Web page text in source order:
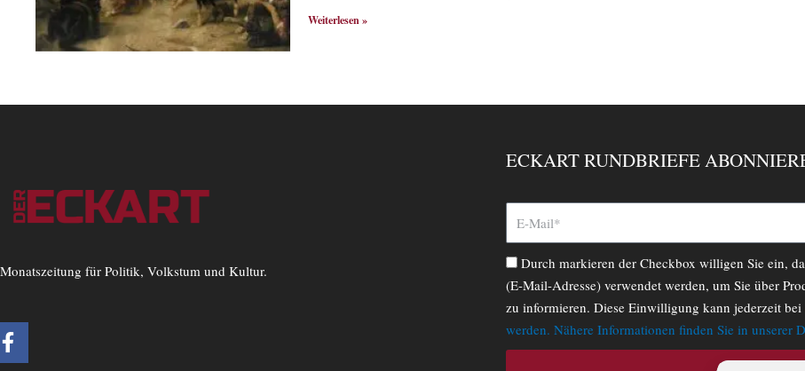
Weiterlesen »
Monatszeitung für Politik, Volkstum und Kultur.
F
a
ECKART RUNDBRIEFE
Durch markieren der Checkbox willigen Sie ein,
(E-Mail-Adresse) verwendet werden, um Sie über
zu informieren. Diese Einwilligung kann jederzeit bei
werden. Nähere Informationen finden Sie in unserer
ABONNIEREN